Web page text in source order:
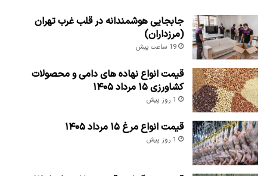
جابجایی هوشمندانه در قلب غرب تهران
(مرزداران)
19 ساعت پیش
قیمت انواع نهاده های دامی و محصولات
کشاورزی ۱۵ مرداد ۱۴۰۵
1 روز پیش
قیمت انواع مرغ ۱۵ مرداد ۱۴۰۵
1 روز پیش